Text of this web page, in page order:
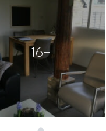
16+